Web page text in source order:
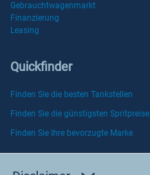
Gebrauchtwagenmarkt
Finanzierung
Leasing
Quickfinder
Finden Sie die besten Tankstellen
Finden Sie die günstigsten Spritpreise
Finden Sie Ihre bevorzugte Marke